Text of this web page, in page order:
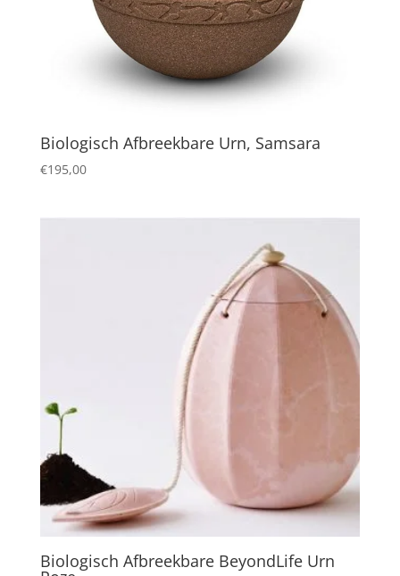
Biologisch Afbreekbare Urn, Samsara
€195,00
Biologisch Afbreekbare BeyondLife Urn